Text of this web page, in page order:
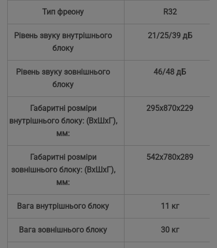
Тип фреону R32
Рівень звуку внутрішнього
блоку
21/25/39 дБ
Рівень звуку зовнішнього
блоку
46/48 дБ
Габаритні розміри
внутрішнього блоку: (ВхШхГ),
мм:
295x870x229
Габаритні розміри
зовнішнього блоку: (ВхШхГ),
мм:
542x780x289
Вага внутрішнього блоку 11 кг
Вага зовнішнього блоку 30 кг